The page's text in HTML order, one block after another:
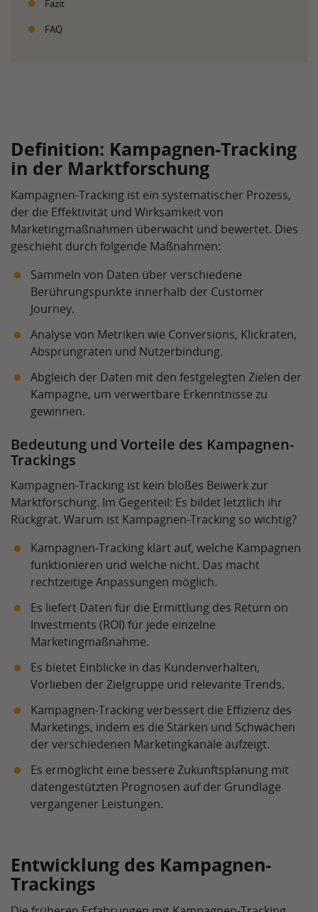
Fazit
FAQ
Definition: Kampagnen-Tracking
in der Marktforschung
Kampagnen-Tracking ist ein systematischer Prozess,
der die Effektivität und Wirksamkeit von
Marketingmaßnahmen überwacht und bewertet. Dies
geschieht durch folgende Maßnahmen:
Sammeln von Daten über verschiedene
Berührungspunkte innerhalb der Customer
Journey.
Analyse von Metriken wie Conversions, Klickraten,
Absprungraten und Nutzerbindung.
Abgleich der Daten mit den festgelegten Zielen der
Kampagne, um verwertbare Erkenntnisse zu
gewinnen.
Bedeutung und Vorteile des Kampagnen-
Trackings
Kampagnen-Tracking ist kein bloßes Beiwerk zur
Marktforschung. Im Gegenteil: Es bildet letztlich ihr
Rückgrat. Warum ist Kampagnen-Tracking so wichtig?
Kampagnen-Tracking klärt auf, welche Kampagnen
funktionieren und welche nicht. Das macht
rechtzeitige Anpassungen möglich.
Es liefert Daten für die Ermittlung des Return on
Investments (ROI) für jede einzelne
Marketingmaßnahme.
Es bietet Einblicke in das Kundenverhalten,
Vorlieben der Zielgruppe und relevante Trends.
Kampagnen-Tracking verbessert die Effizienz des
Marketings, indem es die Stärken und Schwächen
der verschiedenen Marketingkanäle aufzeigt.
Es ermöglicht eine bessere Zukunftsplanung mit
datengestützten Prognosen auf der Grundlage
vergangener Leistungen.
Entwicklung des Kampagnen-
Trackings